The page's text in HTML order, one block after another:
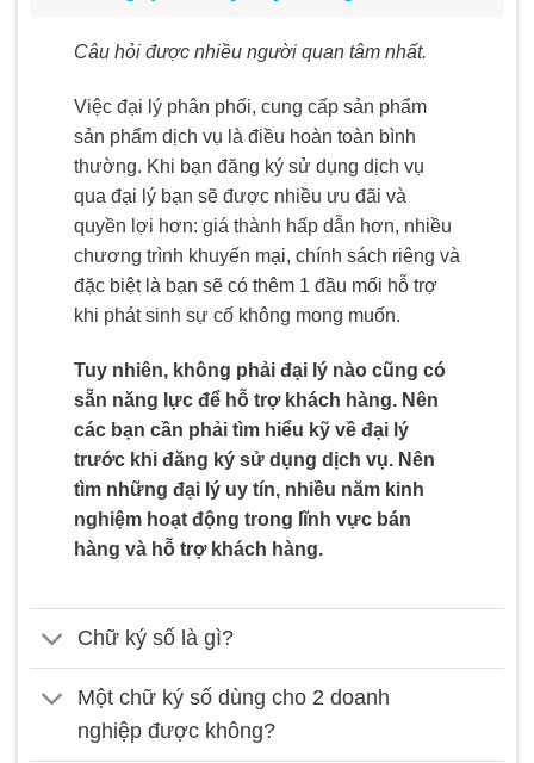
Câu hỏi được nhiều người quan tâm nhất.
Việc đại lý phân phối, cung cấp sản phẩm
sản phẩm dịch vụ là điều hoàn toàn bình
thường. Khi bạn đăng ký sử dụng dịch vụ
qua đại lý bạn sẽ được nhiều ưu đãi và
quyền lợi hơn: giá thành hấp dẫn hơn, nhiều
chương trình khuyến mại, chính sách riêng và
đặc biệt là bạn sẽ có thêm 1 đầu mối hỗ trợ
khi phát sinh sự cố không mong muốn.
Tuy nhiên, không phải đại lý nào cũng có
sẵn năng lực để hỗ trợ khách hàng. Nên
các bạn cần phải tìm hiểu kỹ về đại lý
trước khi đăng ký sử dụng dịch vụ. Nên
tìm những đại lý uy tín, nhiều năm kinh
nghiệm hoạt động trong lĩnh vực bán
hàng và hỗ trợ khách hàng.
Chữ ký số là gì?
Một chữ ký số dùng cho 2 doanh
nghiệp được không?